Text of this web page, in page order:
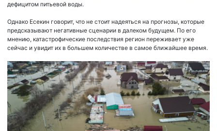
дефицитом питьевой воды.
Однако Есекин говорит, что не стоит надеяться на прогнозы, которые
предсказывают негативные сценарии в далеком будущем. По его
мнению, катастрофические последствия регион переживает уже
сейчас и увидит их в большем количестве в самое ближайшее время.